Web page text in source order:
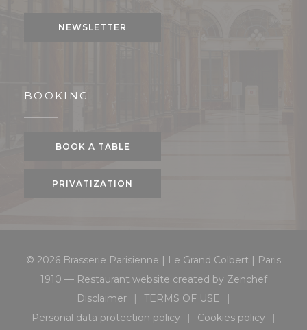
NEWSLETTER
BOOKING
BOOK A TABLE
PRIVATIZATION
© 2026 Brasserie Parisienne | Le Grand Colbert | Paris
1910 — Restaurant website created by Zenchef((opens
Disclaimer
((opens in a new window))
TERMS OF USE
((opens in a new
Personal data protection policy
((opens in a new window))
Cookies policy
((opens in a